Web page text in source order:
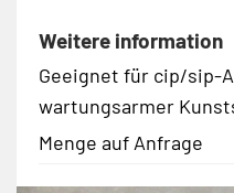
Weitere information
Geeignet für cip/sip-
wartungsarmer
Menge auf Anfrage